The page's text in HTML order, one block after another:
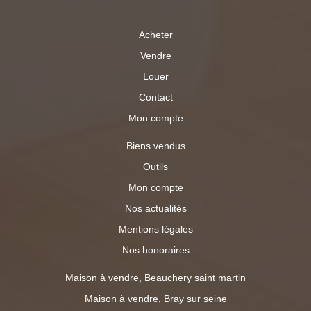
Acheter
Vendre
Louer
Contact
Mon compte
Biens vendus
Outils
Mon compte
Nos actualités
Mentions légales
Nos honoraires
Maison à vendre, Beauchery saint martin
Maison à vendre, Bray sur seine